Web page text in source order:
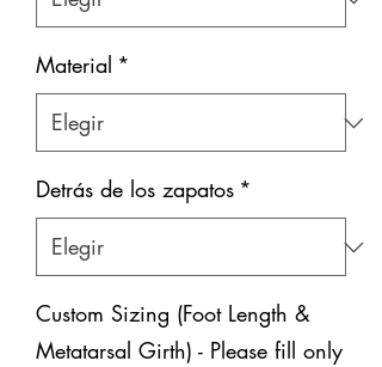
Material *
Detrás de los zapatos *
Custom Sizing (Foot Length &
Metatarsal Girth) - Please fill only